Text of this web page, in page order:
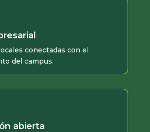
conectadas con el
del campus.
abierta